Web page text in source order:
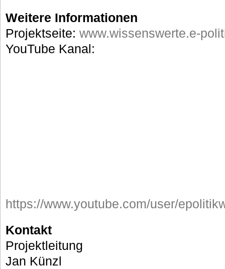
Weitere Informationen
Projektseite: www.wissenswerte.e-
YouTube Kanal:
https://www.youtube.com/user/
Kontakt
Projektleitung
Jan Künzl